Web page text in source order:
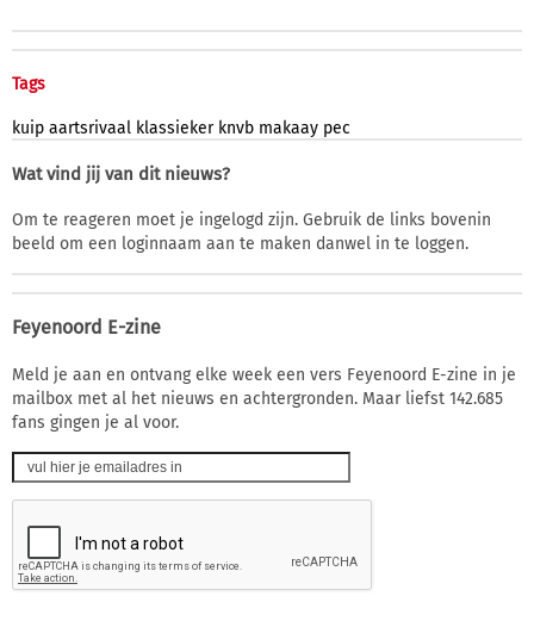
Tags
kuip aartsrivaal klassieker knvb makaay pec
Wat vind jij van dit nieuws?
Om te reageren moet je ingelogd zijn. Gebruik de links bovenin
beeld om een loginnaam aan te maken danwel in te loggen.
Feyenoord E-zine
Meld je aan en ontvang elke week een vers Feyenoord E-zine in je
mailbox met al het nieuws en achtergronden. Maar liefst 142.685
fans gingen je al voor.